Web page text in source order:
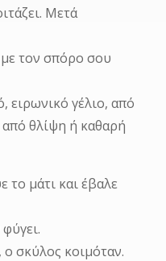
Μετά
τον σπόρο σου
ειρωνικό γέλιο, από
από θλίψη ή καθαρή
μάτι και έβαλε
ο σκύλος κοιμόταν.